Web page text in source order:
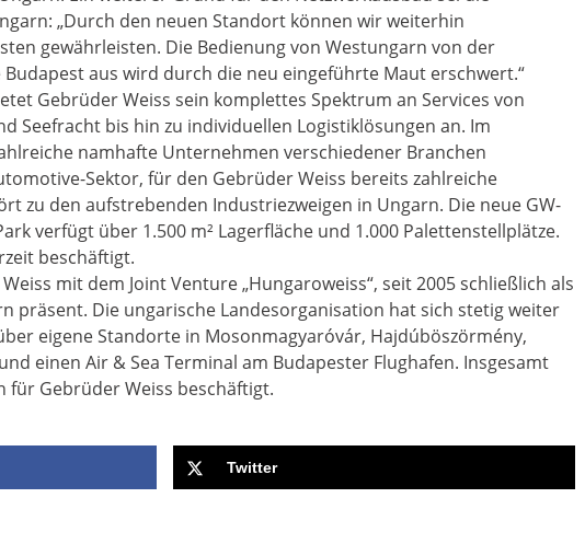
„Durch den neuen Standort können wir weiterhin
gewährleisten. Die Bedienung von Westungarn von der
aus wird durch die neu eingeführte Maut erschwert.“
Gebrüder Weiss sein komplettes Spektrum an Services von
Seefracht bis hin zu individuellen Logistiklösungen an. Im
namhafte Unternehmen verschiedener Branchen
Sektor, für den Gebrüder Weiss bereits zahlreiche
zu den aufstrebenden Industriezweigen in Ungarn. Die neue GW-
verfügt über 1.500 m² Lagerfläche und 1.000 Palettenstellplätze.
beschäftigt.
mit dem Joint Venture „Hungaroweiss“, seit 2005 schließlich als
präsent. Die ungarische Landesorganisation hat sich stetig weiter
eigene Standorte in Mosonmagyaróvár, Hajdúböszörmény,
einen Air & Sea Terminal am Budapester Flughafen. Insgesamt
Gebrüder Weiss beschäftigt.
Twitter